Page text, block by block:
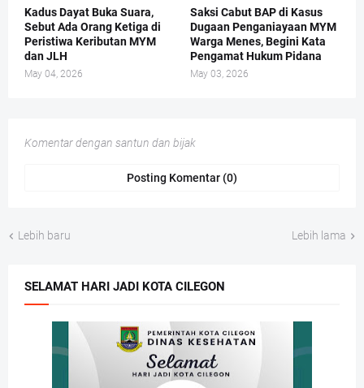
Kadus Dayat Buka Suara,
Sebut Ada Orang Ketiga di
Peristiwa Keributan MYM
dan JLH
May 04, 2026
Saksi Cabut BAP di Kasus
Dugaan Penganiayaan MYM
Warga Menes, Begini Kata
Pengamat Hukum Pidana
May 03, 2026
Komentar dengan santun dan bijak
Posting Komentar (0)
Lebih baru Lebih lama
SELAMAT HARI JADI KOTA CILEGON